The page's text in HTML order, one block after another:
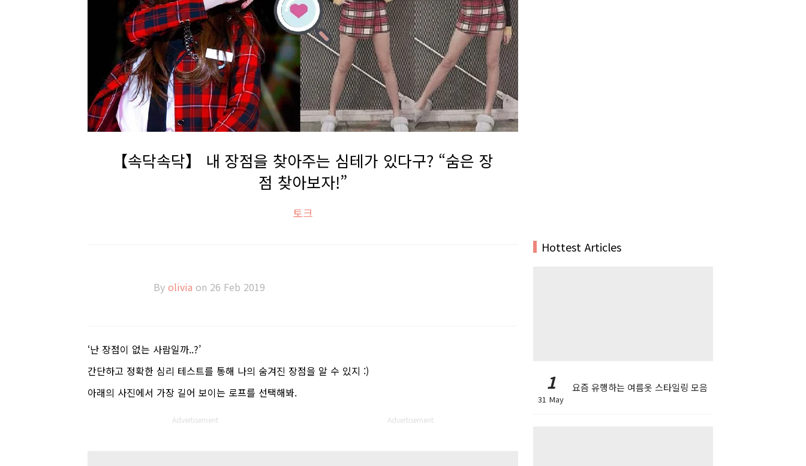
【속닥속닥】 내 장점을 찾아주는 심테가 있다구? “숨은 장
점 찾아보자!”
토크
By olivia on 26 Feb 2019
‘난 장점이 없는 사람일까..?’
간단하고 정확한 심리 테스트를 통해 나의 숨겨진 장점을 알 수 있지 :)
아래의 사진에서 가장 길어 보이는 로프를 선택해봐.
Advertisement Advertisement
Hottest Articles
1
31 May
요즘 유행하는 여름옷 스타일링 모음